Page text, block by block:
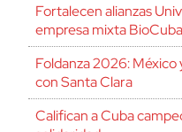
Fortalecen alianzas
empresa mixta
Foldanza 2026:
con Santa Clara
Califican a Cuba